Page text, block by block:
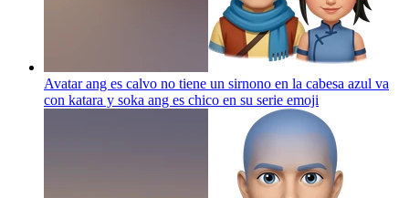
Avatar ang es calvo no tiene un sirnono en la cabesa azul va
con katara y soka ang es chico en su serie emoji